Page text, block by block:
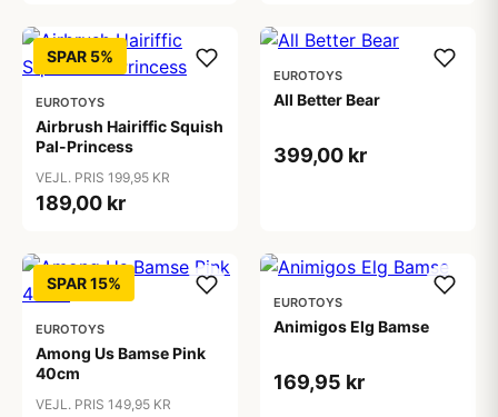
SPAR 5%
EUROTOYS
Airbrush Hairiffic Squish
Pal-Princess
VEJL. PRIS 199,95 KR
189,00 kr
EUROTOYS
All Better Bear
399,00 kr
SPAR 15%
EUROTOYS
Among Us Bamse Pink
40cm
VEJL. PRIS 149,95 KR
EUROTOYS
Animigos Elg Bamse
169,95 kr